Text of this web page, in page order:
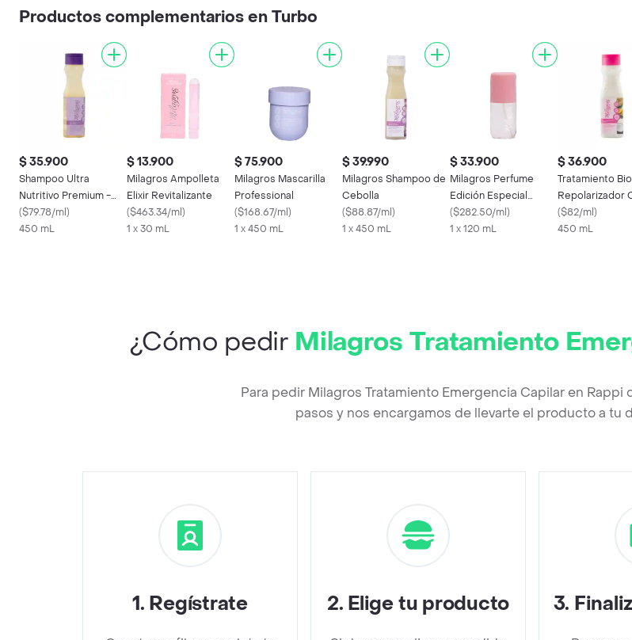
Productos complementarios en Turbo
$ 35.900
Shampoo Ultra
Nutritivo Premium -
Milagros
($79.78/ml)
450 mL
$ 13.900
Milagros Ampolleta
Elixir Revitalizante
($463.34/ml)
1 x 30 mL
$ 75.900
Milagros Mascarilla
Professional
($168.67/ml)
1 x 450 mL
$ 39.990
Milagros Shampoo de
Cebolla
($88.87/ml)
1 x 450 mL
$ 33.900
Milagros Perfume
Edición Especial
Martina
($282.50/ml)
1 x 120 mL
$ 36.900
Tratamiento Bio
Repolarizador
- Milagros
($82/ml)
450 mL
¿Cómo pedir Milagros Tratamiento
Para pedir Milagros Tratamiento Emergencia Capilar en
pasos y nos encargamos de llevarte el producto a tu
1. Regístrate 2. Elige tu producto 3.